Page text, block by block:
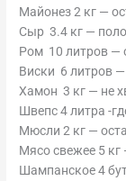
Майонез 2 кг —
Сыр 3.4 кг —
Ром 10 литров —
Виски 6 литров —
Хамон 3 кг — не
Швепс 4 литра -
Мюсли 2 кг —
Мясо свежее 5 кг
Шампанское 4